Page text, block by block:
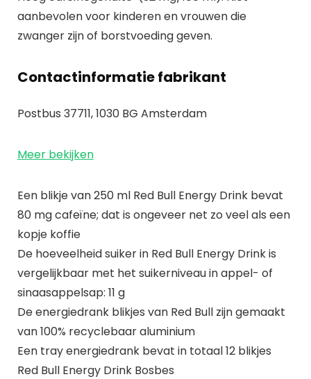
aanbevolen voor kinderen en vrouwen die
zwanger zijn of borstvoeding geven.
Contactinformatie fabrikant
Postbus 37711, 1030 BG Amsterdam
Meer bekijken
Een blikje van 250 ml Red Bull Energy Drink bevat
80 mg cafeïne; dat is ongeveer net zo veel als een
kopje koffie
De hoeveelheid suiker in Red Bull Energy Drink is
vergelijkbaar met het suikerniveau in appel- of
sinaasappelsap: 11 g
De energiedrank blikjes van Red Bull zijn gemaakt
van 100% recyclebaar aluminium
Een tray energiedrank bevat in totaal 12 blikjes
Red Bull Energy Drink Bosbes